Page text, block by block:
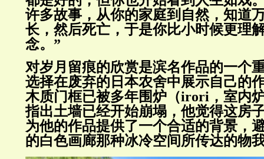
许多故事，从你的家庭到自然，知道
长，然后死亡，于是你比小时候更理
念。”
对岁月留痕的欣赏是滨名作品的一个
选择在废弃的日本农舍中展示自己的
木质门框已被多年围炉（irori，室内
指出土墙已经开始崩塌，他觉得这房
为他的作品提供了一个合适的背景，
的白色画廊那种冰冷空间所传达的物